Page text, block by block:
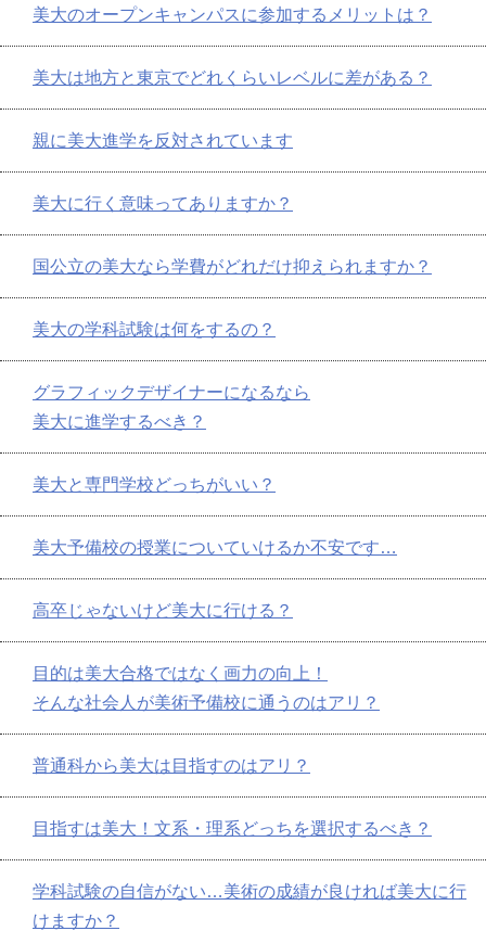
美大のオープンキャンパスに参加するメリットは？
美大は地方と東京でどれくらいレベルに差がある？
親に美大進学を反対されています
美大に行く意味ってありますか？
国公立の美大なら学費がどれだけ抑えられますか？
美大の学科試験は何をするの？
グラフィックデザイナーになるなら
美大に進学するべき？
美大と専門学校どっちがいい？
美大予備校の授業についていけるか不安です…
高卒じゃないけど美大に行ける？
目的は美大合格ではなく画力の向上！
そんな社会人が美術予備校に通うのはアリ？
普通科から美大は目指すのはアリ？
目指すは美大！文系・理系どっちを選択するべき？
学科試験の自信がない…美術の成績が良ければ美大に行
けますか？